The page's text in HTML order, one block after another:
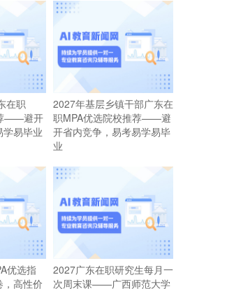
在职
——避开
易毕业
2027年基层乡镇干部广东在
职MPA优选院校推荐——避
开省内竞争，易考易学易毕
业
优选指
高性价
2027广东在职研究生每月一
次周末课——广西师范大学